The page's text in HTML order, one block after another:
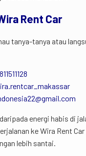
Rent Car
tanya-tanya atau
energi habis di
ke Wira Rent
lebih santai.